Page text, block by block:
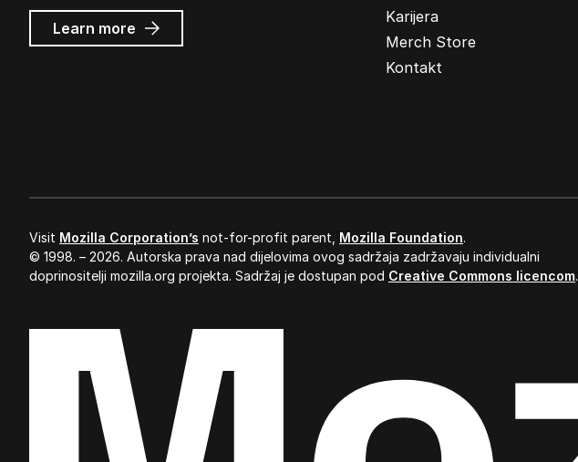
Learn more about
Mozilla
Karijera
Merch Store
Kontakt
Visit Mozilla Corporation’s not-for-profit parent, Mozilla Foundation.
© 1998. – 2026. Autorska prava nad dijelovima ovog sadržaja zadržavaju individualni
doprinositelji mozilla.org projekta. Sadržaj je dostupan pod Creative Commons licencom.